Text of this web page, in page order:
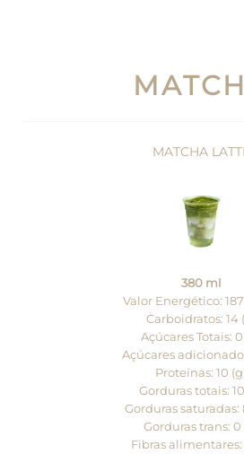
MATCHA
380 ml
Valor Energético:
Carboidratos: 14
Açúcares Totais:
Açúcares
Proteínas: 10
Gorduras totais:
Gorduras saturadas:
Gorduras trans: 0
Fibras alimentares: